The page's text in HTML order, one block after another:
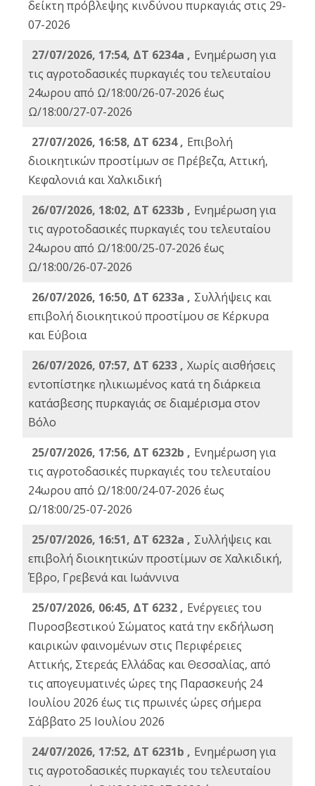
δείκτη πρόβλεψης κινδύνου πυρκαγιάς στις 29-
07-2026
27/07/2026, 17:54, ΔΤ 6234a , Ενημέρωση για
τις αγροτοδασικές πυρκαγιές του τελευταίου
24ωρου από Ω/18:00/26-07-2026 έως
Ω/18:00/27-07-2026
27/07/2026, 16:58, ΔΤ 6234 , Eπιβολή
διοικητικών προστίμων σε Πρέβεζα, Αττική,
Κεφαλονιά και Χαλκιδική
26/07/2026, 18:02, ΔΤ 6233b , Ενημέρωση για
τις αγροτοδασικές πυρκαγιές του τελευταίου
24ωρου από Ω/18:00/25-07-2026 έως
Ω/18:00/26-07-2026
26/07/2026, 16:50, ΔΤ 6233a , Συλλήψεις και
επιβολή διοικητικού προστίμου σε Κέρκυρα
και Εύβοια
26/07/2026, 07:57, ΔΤ 6233 , Χωρίς αισθήσεις
εντοπίστηκε ηλικιωμένος κατά τη διάρκεια
κατάσβεσης πυρκαγιάς σε διαμέρισμα στον
Βόλο
25/07/2026, 17:56, ΔΤ 6232b , Ενημέρωση για
τις αγροτοδασικές πυρκαγιές του τελευταίου
24ωρου από Ω/18:00/24-07-2026 έως
Ω/18:00/25-07-2026
25/07/2026, 16:51, ΔΤ 6232a , Συλλήψεις και
επιβολή διοικητικών προστίμων σε Χαλκιδική,
Έβρο, Γρεβενά και Ιωάννινα
25/07/2026, 06:45, ΔΤ 6232 , Ενέργειες του
Πυροσβεστικού Σώματος κατά την εκδήλωση
καιρικών φαινομένων στις Περιφέρειες
Αττικής, Στερεάς Ελλάδας και Θεσσαλίας, από
τις απογευματινές ώρες της Παρασκευής 24
Ιουλίου 2026 έως τις πρωινές ώρες σήμερα
Σάββατο 25 Ιουλίου 2026
24/07/2026, 17:52, ΔΤ 6231b , Ενημέρωση για
τις αγροτοδασικές πυρκαγιές του τελευταίου